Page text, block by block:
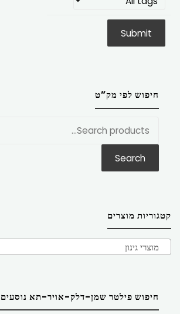
חיפוש לפי מק”ט
Search
קטגוריות מוצרים
מוצרי גינון
חיפוש פילטר שמן-דלק-אויר-תא נוסעים-